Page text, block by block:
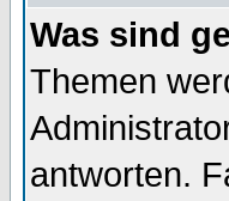
Was sind
Themen
antworten.